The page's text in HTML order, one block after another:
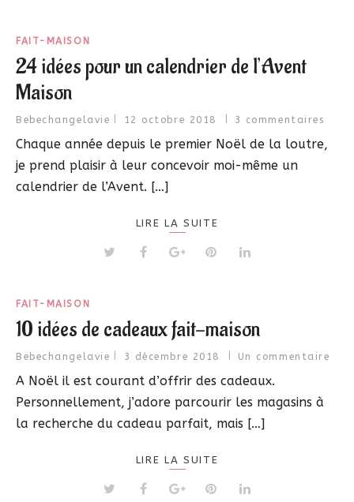
FAIT-MAISON
24 idées pour un calendrier de l’Avent
Maison
Bebechangelavie 12 octobre 2018 3 commentaires
Chaque année depuis le premier Noël de la loutre,
je prend plaisir à leur concevoir moi-même un
calendrier de l’Avent. […]
LIRE LA SUITE
FAIT-MAISON
10 idées de cadeaux fait-maison
Bebechangelavie 3 décembre 2018 Un commentaire
A Noël il est courant d’offrir des cadeaux.
Personnellement, j’adore parcourir les magasins à
la recherche du cadeau parfait, mais […]
LIRE LA SUITE